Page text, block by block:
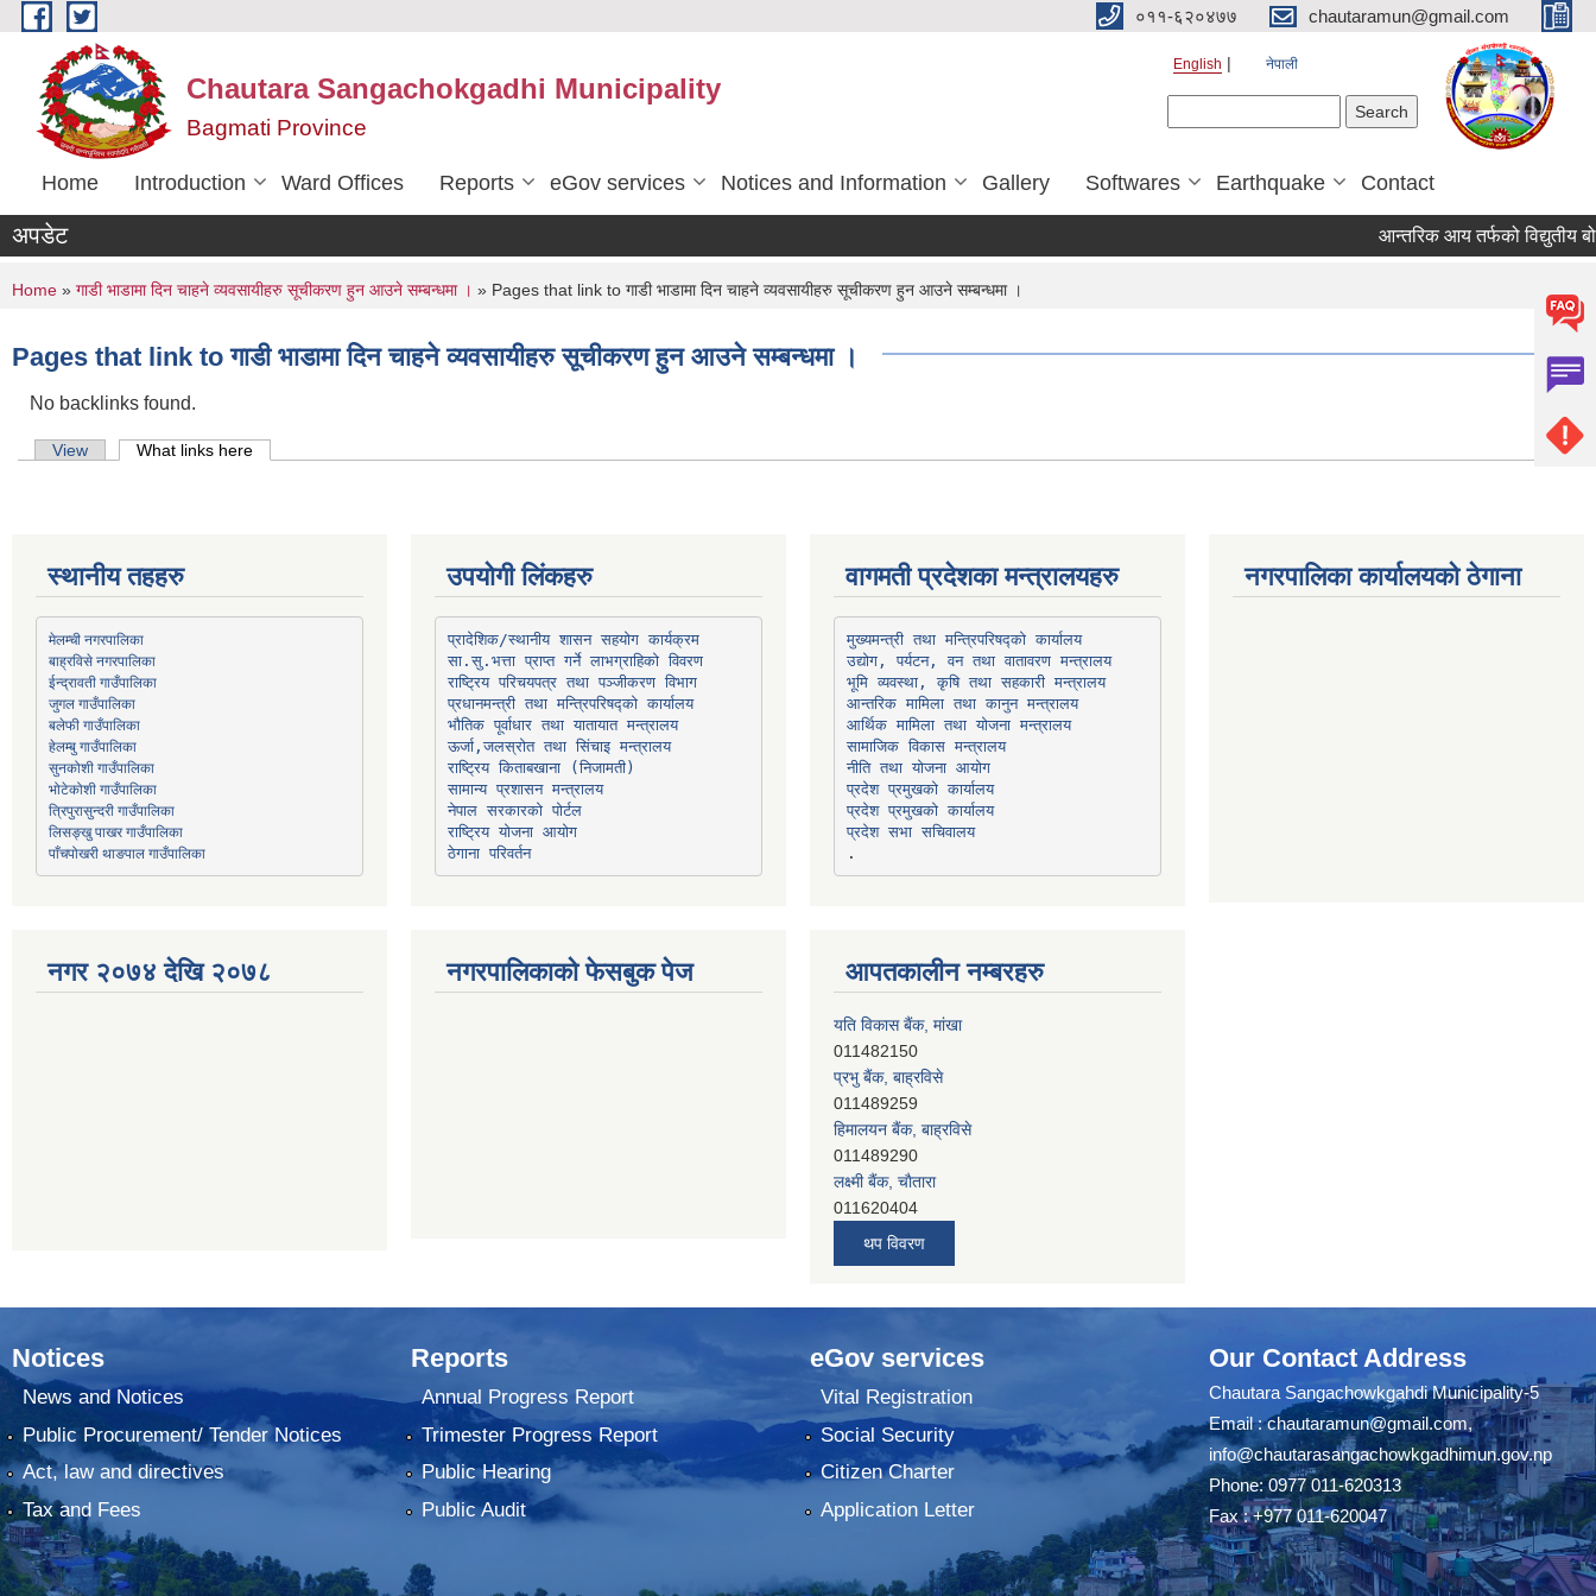
Skip to main content ०११-६२०४७७ chautaramun@gmail.com
Chautara Sangachokgadhi Municipality
Bagmati Province
English नेपाली
Home Introduction Ward Offices Reports eGov services Notices and Information Gallery Softwares Earthquake Contact
अपडेट आन्तरिक आय तर्फको विद्युतीय
You are here
Home » गाडी भाडामा दिन चाहने व्यवसायीहरु सूचीकरण हुन आउने सम्बन्धमा । » Pages that link to गाडी भाडामा दिन चाहने व्यवसायीहरु सूचीकरण हुन आउने सम्बन्धमा ।
Pages that link to गाडी भाडामा दिन चाहने व्यवसायीहरु सूचीकरण हुन आउने सम्बन्धमा ।
No backlinks found.
Primary tabs
View What links here
स्थानीय तहहरु
मेलम्ची नगरपालिका
बाह्रविसे नगरपालिका
ईन्द्रावती गाउँपालिका
जुगल गाउँपालिका
बलेफी गाउँपालिका
हेलम्बु गाउँपालिका
सुनकोशी गाउँपालिका
भोटेकोशी गाउँपालिका
त्रिपुरासुन्दरी गाउँपालिका
लिसङ्खु पाखर गाउँपालिका
पाँचपोखरी थाङपाल गाउँपालिका
नगर २०७४ देखि २०७८
उपयोगी लिंकहरु
प्रादेशिक/स्थानीय शासन सहयोग कार्यक्रम
सा.सु.भत्ता प्राप्त गर्ने लाभग्राहिको विवरण
राष्ट्रिय परिचयपत्र तथा पञ्‍जीकरण विभाग
प्रधानमन्त्री तथा मन्त्रिपरिषद्को कार्यालय
भौतिक पूर्वाधार तथा यातायात मन्त्रालय
ऊर्जा,जलस्रोत तथा सिंचाइ मन्त्रालय
सामान्य प्रशासन मन्त्रालय
नेपाल सरकारको पोर्टल
राष्ट्रिय योजना आयोग
ठेगाना परिवर्तन
नगरपालिकाको फेसबुक पेज
वागमती प्रदेशका मन्त्रालयहरु
मुख्यमन्त्री तथा मन्त्रिपरिषद्को कार्यालय
उद्योग, पर्यटन, वन तथा वातावरण मन्त्रालय
भूमि व्यवस्था, कृषि तथा सहकारी मन्त्रालय
आन्तरिक मामिला तथा कानुन मन्त्रालय
आर्थिक मामिला तथा योजना मन्त्रालय
सामाजिक विकास मन्त्रालय
नीति तथा योजना आयोग
प्रदेश प्रमुखको कार्यालय
प्रदेश प्रमुखको कार्यालय
प्रदेश सभा सचिवालय
आपतकालीन नम्बरहरु
यति विकास बैंक, मांखा
011482150
प्रभु बैंक, बाह्रविसे
011489259
हिमालयन बैंक, बाह्रविसे
011489290
लक्ष्मी बैंक, चाैतारा
011620404
मेगा बैंक, चाैतारा
011620413
जनता बैंक, चाैतारा
011620406
देव विकास बैंक, जलविरे
सिभिल बैंक, मेलम्ची
011401055
नेपाल क्रेडिट एण्ड कमर्स बैंक, चाैतारा
011620402
यति विकास बैंक, मांखा
थप विवरण
नगरपालिका कार्यालयको ठेगाना
Notices
News and Notices
Public Procurement/ Tender Notices
Act, law and directives
Tax and Fees
Reports
Annual Progress Report
Trimester Progress Report
Public Hearing
Public Audit
eGov services
Vital Registration
Social Security
Citizen Charter
Application Letter
Our Contact Address
Chautara Sangachowkgahdi Municipality-5
Email :chautaramun@gmail.com,
info@chautarasangachowkgadhimun.gov.np
Phone: 0977 011-620313
Fax : +977 011-620047